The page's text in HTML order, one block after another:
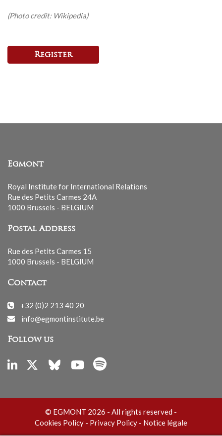
(Photo credit: Wikipedia)
Register
Egmont
Royal Institute for International Relations
Rue des Petits Carmes 24A
1000 Brussels - BELGIUM
Postal Address
Rue des Petits Carmes 15
1000 Brussels - BELGIUM
Contact
+32 (0)2 213 40 20
info@egmontinstitute.be
Follow us
© EGMONT 2026 - All rights reserved -
Cookies Policy - Privacy Policy - Notice légale